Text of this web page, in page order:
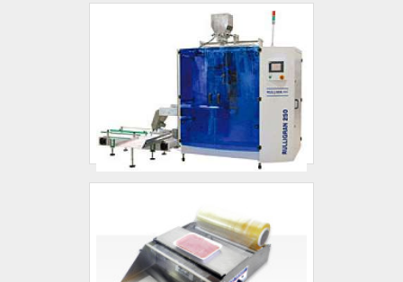
pressão.Isso se deve ao fato de a empresa
ser em uma empresa comprometida com
seus serviços e em uma empresa
responsável, características possíveis pelo
fato de a empresa ter escritório de alta
qualidade onde são realizadas as
atividades e sala de treinamento com
materiais sofisticados. Todos esses fatores,
agregados a uma equipe multidisciplinar de
consultores associados e profissionais com
vasta experiência na área de atuação,
garantem a melhor experiência para os
clientes com qualidade.
produtos que não cumprem com suas
funções adequadamente. Assim, é possível
poupar gastos desnecessários.Existem
diversos motivos para a Arsystem
Compressores ter se tornado destaque
quando pensamos em uma empresa que
entrega confiança e serviços de qualidade.
Alguns desses motivos são: Equipe
Profissionais com vasta experiência na
área de atuação; Escritório de alta
qualidade onde são realizadas as